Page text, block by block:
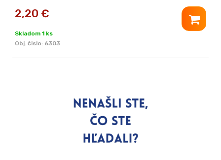
2,20 €
Skladom 1 ks
Obj. čislo: 6303